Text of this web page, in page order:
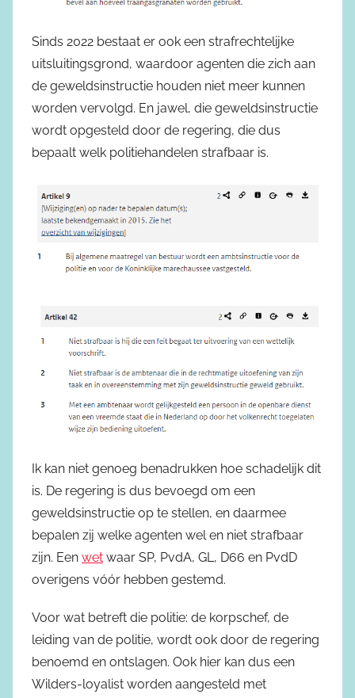
Sinds 2022 bestaat er ook een strafrechtelijke
uitsluitingsgrond, waardoor agenten die zich aan
de geweldsinstructie houden niet meer kunnen
worden vervolgd. En jawel, die geweldsinstructie
wordt opgesteld door de regering, die dus
bepaalt welk politiehandelen strafbaar is.
Ik kan niet genoeg benadrukken hoe schadelijk dit
is. De regering is dus bevoegd om een
geweldsinstructie op te stellen, en daarmee
bepalen zij welke agenten wel en niet strafbaar
zijn. Een wet waar SP, PvdA, GL, D66 en PvdD
overigens vóór hebben gestemd.
Voor wat betreft die politie: de korpschef, de
leiding van de politie, wordt ook door de regering
benoemd en ontslagen. Ook hier kan dus een
Wilders-loyalist worden aangesteld met